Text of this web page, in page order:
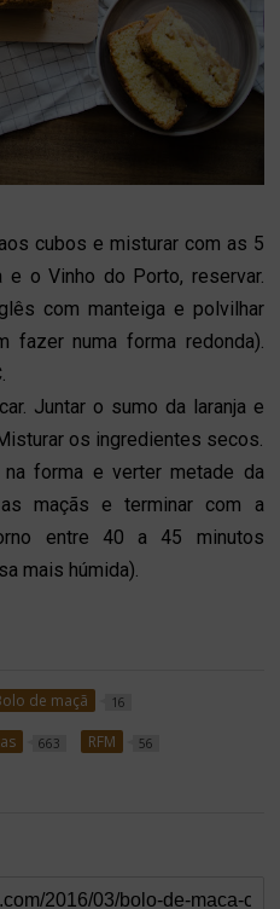
cubos e misturar com as 5
e o Vinho do Porto, reservar.
com manteiga e polvilhar
fazer numa forma redonda).
Juntar o sumo da laranja e
os ingredientes secos.
forma e verter metade da
maçãs e terminar com a
entre 40 a 45 minutos
mais húmida).
de maçã 16
663 RFM 56